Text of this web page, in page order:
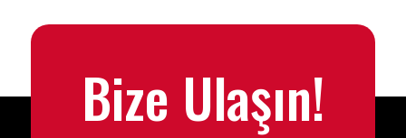
Bize Ulaşın!